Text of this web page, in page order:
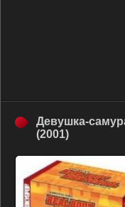
Девушка-
(2001)